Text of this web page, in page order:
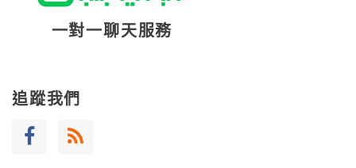
一對一聊天服務
追蹤我們